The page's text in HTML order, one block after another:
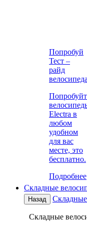
Попробуй
Тест –
райд
Electra в
любом
удобном
для вас
месте, это
бесплатно.
Подробнее
Складные
Назад
Складные